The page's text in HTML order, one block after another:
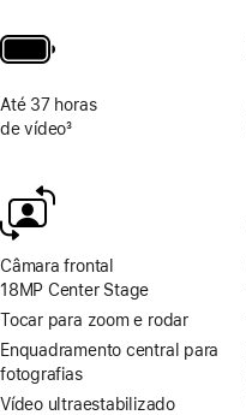
Até 37 horas
de vídeo
rodapé
3
Câmara frontal
18MP Center Stage
Tocar para zoom e rodar
Enquadramento central para
fotografias
Vídeo ultraestabilizado